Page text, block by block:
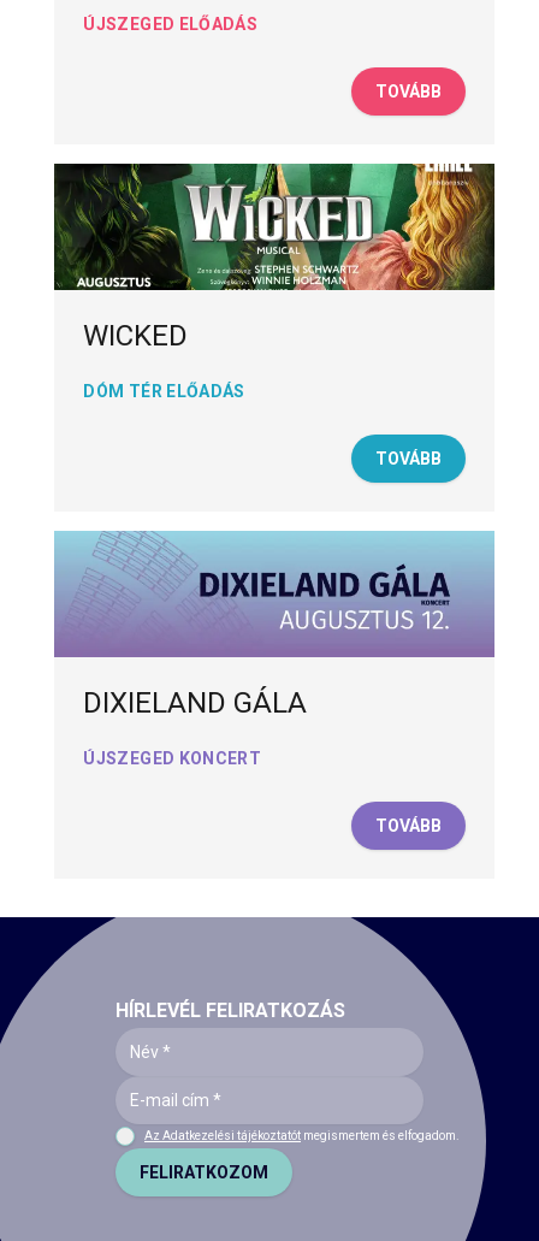
ÚJSZEGED ELŐADÁS
TOVÁBB
WICKED
DÓM TÉR ELŐADÁS
TOVÁBB
DIXIELAND GÁLA
ÚJSZEGED KONCERT
TOVÁBB
HÍRLEVÉL FELIRATKOZÁS
Az Adatkezelési tájékoztatót megismertem és elfogadom.
FELIRATKOZOM